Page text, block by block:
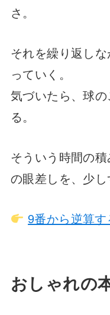
さ。
それを繰り返し
っていく。
気づいたら、球
る。
そういう時間の
の眼差しを、少し
9番から逆算す
おしゃれの